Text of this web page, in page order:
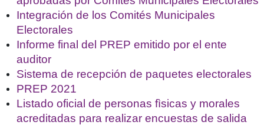
Integración de los Comités Municipales
Electorales
Informe final del PREP emitido por el ente
auditor
Sistema de recepción de paquetes electorales
PREP 2021
Listado oficial de personas fìsicas y morales
acreditadas para realizar encuestas de salida